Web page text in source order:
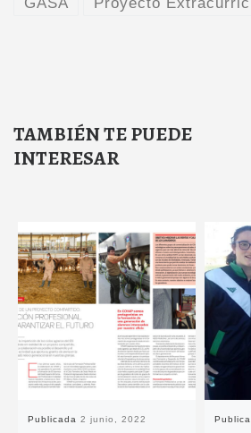
TAMBIÉN TE PUEDE
INTERESAR
Publicada 2 junio, 2022